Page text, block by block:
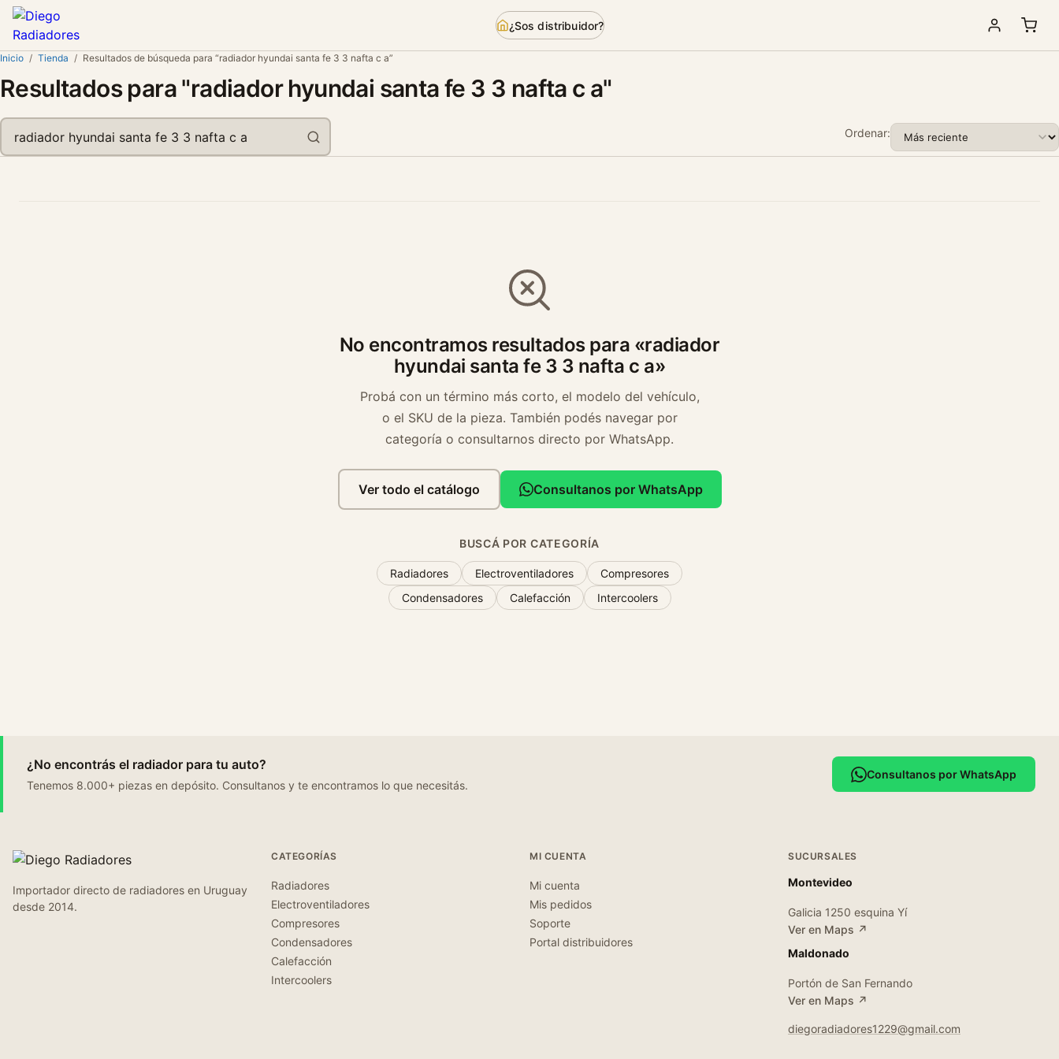
¿Sos distribuidor?
Inicio / Tienda / Resultados de búsqueda para “radiador hyundai santa fe 3 3 nafta c a”
Resultados para "radiador hyundai santa fe 3 3 nafta c a"
Buscar
Ordenar:
No encontramos resultados para «radiador
hyundai santa fe 3 3 nafta c a»
Probá con un término más corto, el modelo del vehículo,
o el SKU de la pieza. También podés navegar por
categoría o consultarnos directo por WhatsApp.
Ver todo el catálogo Consultanos por WhatsApp
BUSCÁ POR CATEGORÍA
Radiadores Electroventiladores
Compresores
Condensadores
Calefacción Intercoolers
¿No encontrás el radiador para tu auto?
Tenemos 8.000+ piezas en depósito. Consultanos y te encontramos lo que necesitás.
Consultanos por WhatsApp
Importador directo de radiadores en Uruguay
desde 2014.
CATEGORÍAS
Radiadores
Electroventiladores
Compresores
Condensadores
Calefacción
Intercoolers
MI CUENTA
Mi cuenta
Mis pedidos
Soporte
Portal distribuidores
SUCURSALES
Montevideo
Galicia 1250 esquina Yí
Ver en Maps ↗
Maldonado
Portón de San Fernando
Ver en Maps ↗
diegoradiadores1229@gmail.com